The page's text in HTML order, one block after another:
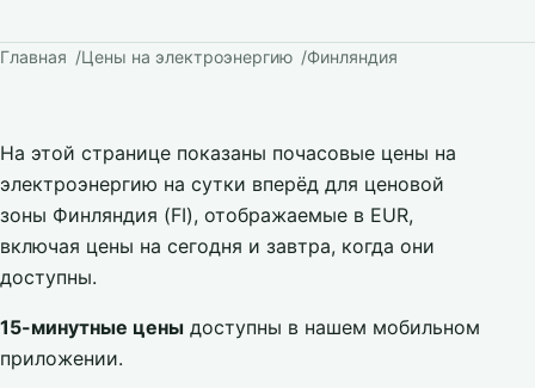
Главная Цены на электроэнергию Финляндия
На этой странице показаны почасовые цены на
электроэнергию на сутки вперёд для ценовой
зоны Финляндия (FI), отображаемые в EUR,
включая цены на сегодня и завтра, когда они
доступны.
15-минутные цены доступны в нашем мобильном
приложении.